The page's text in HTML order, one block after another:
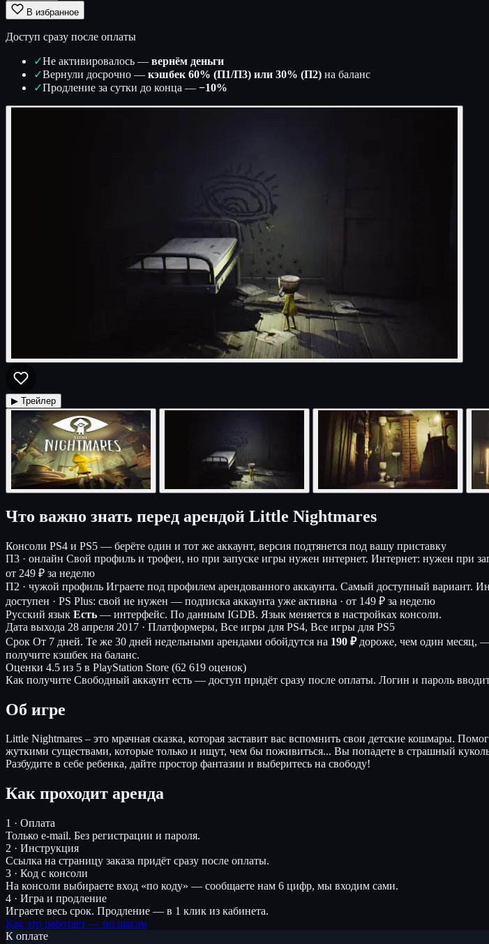
В избранное
Доступ сразу после оплаты
✓Не активировалось — вернём деньги
✓Вернули досрочно — кэшбек 60% (П1/П3) или 30% (П2) на баланс
✓Продление за сутки до конца — −10%
▶ Трейлер
Что важно знать перед арендой Little Nightmares
Консоли PS4 и PS5 — берёте один и тот же аккаунт, версия подтянется под вашу приставку
П3 · онлайн Свой профиль и трофеи, но при запуске игры нужен интернет. Интернет: нужен при
от 249 ₽ за неделю
П2 · чужой профиль Играете под профилем арендованного аккаунта. Самый доступный вариант.
доступен · PS Plus: свой не нужен — подписка аккаунта уже активна · от 149 ₽ за неделю
Русский язык Есть — интерфейс. По данным IGDB. Язык меняется в настройках консоли.
Дата выхода 28 апреля 2017 · Платформеры, Все игры для PS4, Все игры для PS5
Срок От 7 дней. Те же 30 дней недельными арендами обойдутся на 190 ₽дороже, чем один месяц, —
получите кэшбек на баланс.
Оценки 4.5 из 5 в PlayStation Store (62 619 оценок)
Как получите Свободный аккаунт есть — доступ придёт сразу после оплаты. Логин и пароль
Об игре
Little Nightmares – это мрачная сказка, которая заставит вас вспомнить свои детские кошмары.
жуткими существами, которые только и ищут, чем бы поживиться... Вы попадете в страшный
Разбудите в себе ребенка, дайте простор фантазии и выберитесь на свободу!
Как проходит аренда
1 · Оплата
Только e-mail. Без регистрации и пароля.
2 · Инструкция
Ссылка на страницу заказа придёт сразу после оплаты.
3 · Код с консоли
На консоли выбираете вход «по коду» — сообщаете нам 6 цифр, мы входим сами.
4 · Игра и продление
Играете весь срок. Продление — в 1 клик из кабинета.
Как это работает — по шагам
К оплате